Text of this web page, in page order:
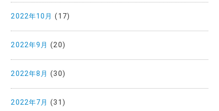
2022年10月 (17)
2022年9月 (20)
2022年8月 (30)
2022年7月 (31)